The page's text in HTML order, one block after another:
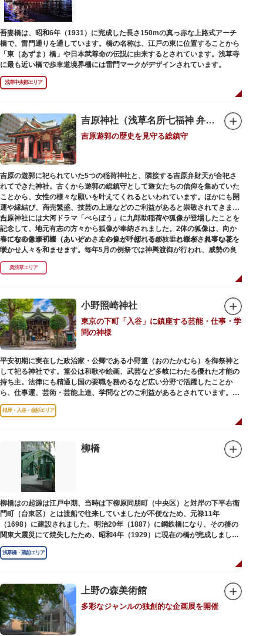
吾妻橋は、昭和6年（1931）に完成した長さ150mの真っ赤な上路式アーチ
橋で、雷門通りを通しています。橋の名称は、江戸の東に位置することから
「東（あずま）橋」や日本武尊命の伝説に由来するとされています。浅草寺
に最も近い橋で歩車道境界柵には雷門マークがデザインされています。
浅草中央部エリア
吉原神社（浅草名所七福神 弁財天）
吉原遊郭の歴史を見守る総鎮守
吉原の遊郭に祀られていた5つの稲荷神社と、隣接する吉原弁財天が合祀さ
れてできた神社。古くから遊郭の総鎮守として遊女たちの信仰を集めていた
ことから、女性の様々な願いを叶えてくれるといわれています。ほかにも開
運や縁結び、商売繁盛、技芸の上達などのご利益があると崇敬されてきまし
た。
春になると逢初桜（あいぞめさくら）と呼ばれるが枝垂れ桜が、見事な花を
咲かせ人々を和ませます。毎年5月の例祭では神輿渡御が行われ、威勢の良
い掛け声とともに各町は活気にあふれます。
吉原弁財天は浅草名所七福神の一社・弁財天にあたり、七福神に関する授与
吉原神社には大河ドラマ「べらぼう」に九郎助稲荷や狐像が登場したことを
記念して、地元有志の方々から狐像が奉納されました。2体の狐像は、向か
って右の像が「逢（あい）」、左の像が「初（そめ）」と命名されていま
す。
奥浅草エリア
小野照崎神社
東京の下町「入谷」に鎮座する芸能・仕事・学
問の神様
平安初期に実在した政治家・公卿である小野篁（おのたかむら）を御祭神と
して祀る神社です。篁公は和歌や絵画、武芸など多岐にわたる優れた才能の
持ち主。法律にも精通し国の要職を務めるなど広い分野で活躍したことか
ら、仕事運、芸術・芸能上達、学問などのご利益があるとされています。
境内には、国の重要有形民俗文化財であるミニチュアの富士山「富士塚」
や、日本三大に数えられる「庚申塚」、昭和を代表する囲碁棋士・藤沢秀行
印は、うっとりするほど美しいデザインで人気を博しています。
江戸後期には、学問の神様である菅原道真公も回向院より遷され、境内にあ
る末社を含めて15柱もの神様が祀られています。俳優の渥美清が願をかけた
神社としても知られ、映画「男はつらいよ」で寅さんが首にかけているお守
りは、ここ小野照崎神社のものです。
根岸・入谷・金杉エリア
柳橋
柳橋はの起源は江戸中期、当時は下柳原同朋町（中央区）と対岸の下平右衛
門町（台東区）とは渡船で往来していましたが不便なため、元禄11年
（1698）に建設されました。明治20年（1887）に鋼鉄橋になり、その後の
関東大震災にて焼失したため、昭和4年（1929）に現在の橋が完成しまし
た。
浅草橋・蔵前エリア
上野の森美術館
多彩なジャンルの独創的な企画展を開催